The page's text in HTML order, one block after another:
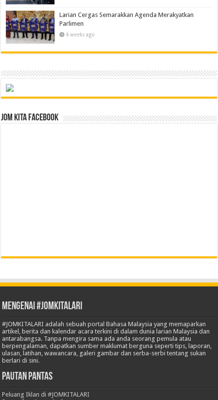
Larian Cergas Semarakkan Agenda Merakyatkan
Parlimen
4 weeks ago
Jom Kita Facebook
Mengenai #JOMKITALARI
#JOMKITALARI adalah sebuah portal Bahasa Malaysia yang memaparkan
artikel, berita dan kalendar acara terkini di dalam dunia larian Malaysia dan
antarabangsa. Tanpa mengira sama ada anda seorang pemula atau
berpengalaman, dapatkan sumber maklumat berguna seperti tips, laporan,
ulasan, latihan, wawancara, galeri gambar dan serba-serbi tentang sukan
berlari di sini.
Pautan Pantas
Peluang Iklan di #JOMKITALARI